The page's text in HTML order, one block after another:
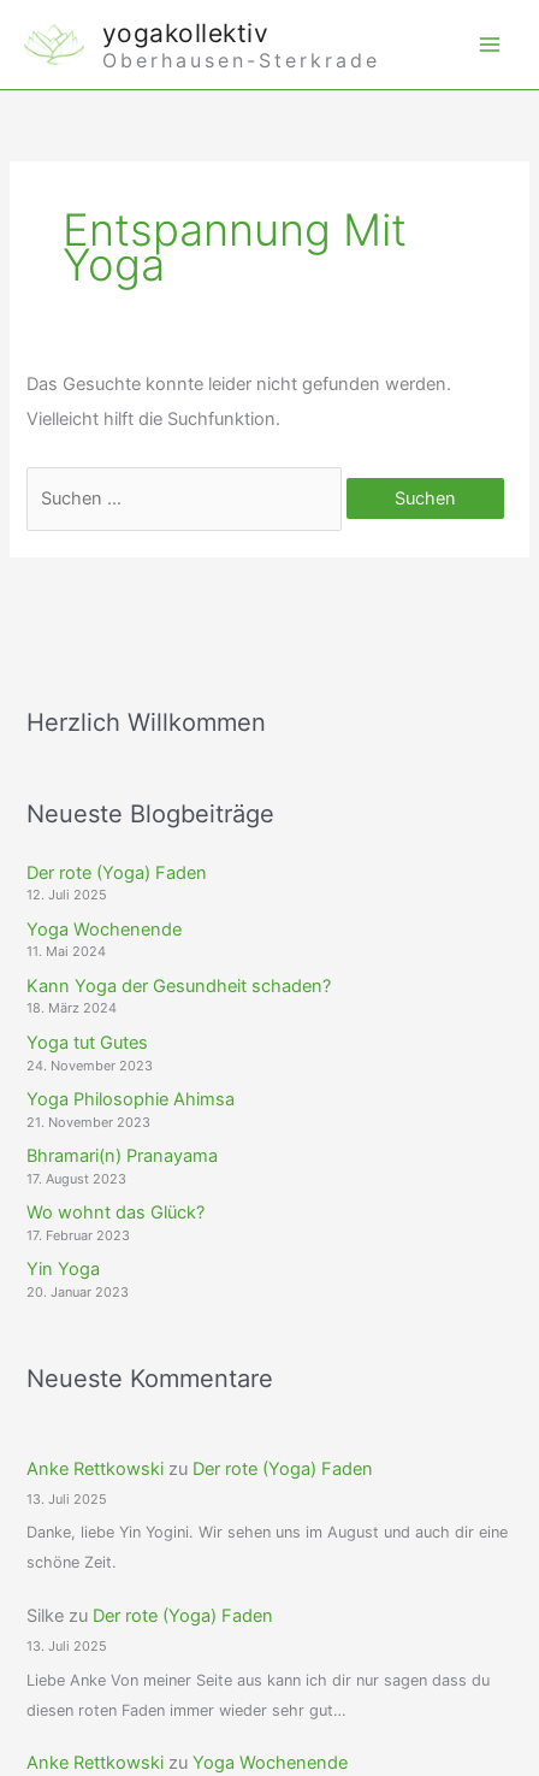
Inhalt
springen
yogakollektiv
Oberhausen-Sterkrade
Entspannung Mit
Yoga
Das Gesuchte konnte leider nicht gefunden werden.
Vielleicht hilft die Suchfunktion.
Herzlich Willkommen
Neueste Blogbeiträge
Der rote (Yoga) Faden
12. Juli 2025
Yoga Wochenende
11. Mai 2024
Kann Yoga der Gesundheit schaden?
18. März 2024
Yoga tut Gutes
24. November 2023
Yoga Philosophie Ahimsa
21. November 2023
Bhramari(n) Pranayama
17. August 2023
Wo wohnt das Glück?
17. Februar 2023
Yin Yoga
20. Januar 2023
Neueste Kommentare
Anke Rettkowski zu Der rote (Yoga) Faden
13. Juli 2025
Danke, liebe Yin Yogini. Wir sehen uns im August und auch dir eine
schöne Zeit.
Silke zu Der rote (Yoga) Faden
13. Juli 2025
Liebe Anke Von meiner Seite aus kann ich dir nur sagen dass du
diesen roten Faden immer wieder sehr gut…
Anke Rettkowski zuYoga Wochenende